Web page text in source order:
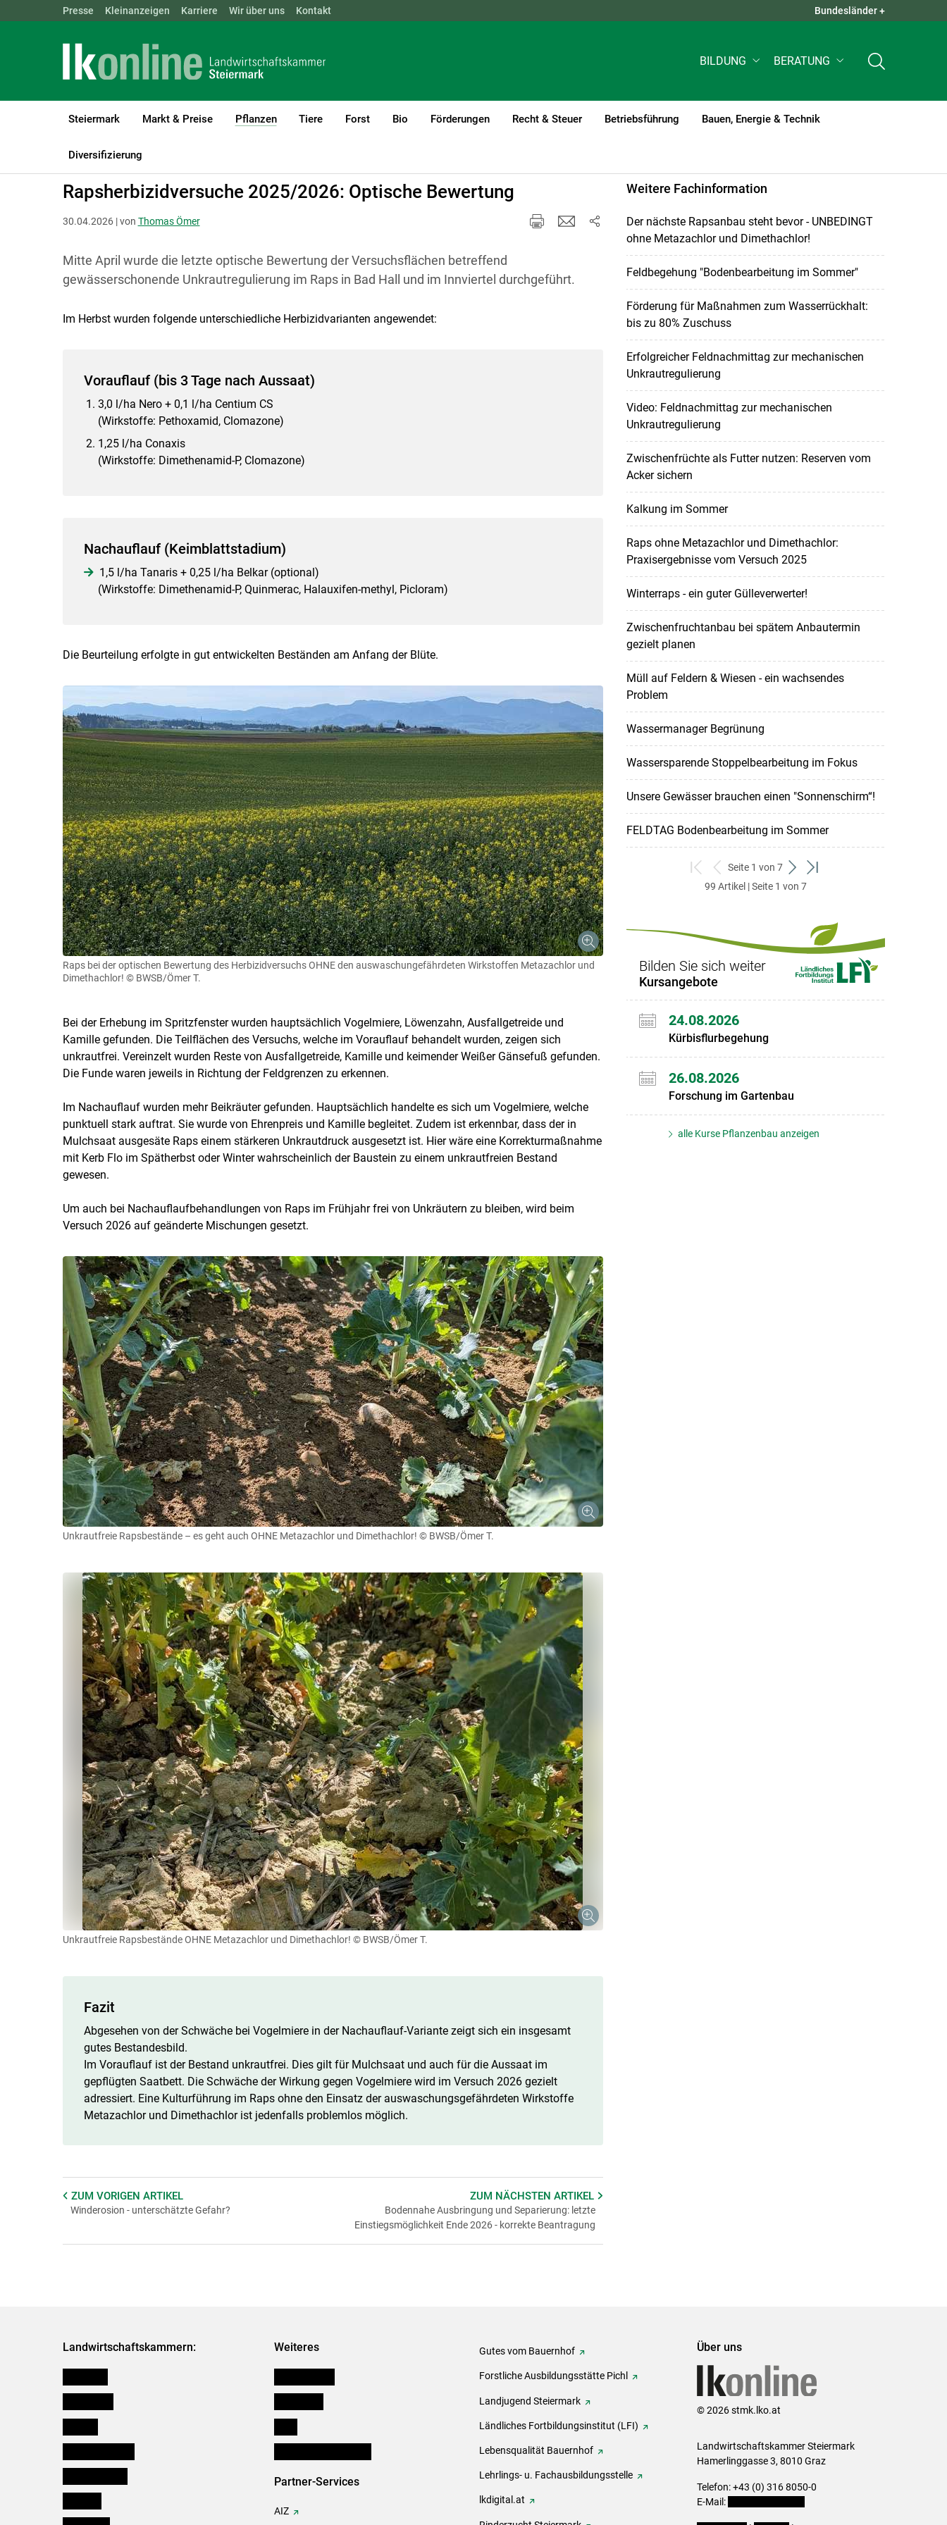
Skip to main content
Landwirtschaftskammern: ÖSTERREICH BGLD KTN NÖ QUICK LINKS +
Presse Kleinanzeigen Karriere Wir über uns Kontakt Bundesländer +
BILDUNG BERATUNG
Steiermark Markt & Preise Pflanzen
(current)1
Tiere Forst Bio Förderungen Recht & Steuer Betriebsführung Bauen, Energie & Technik
Diversifizierung
LK Steiermark Pflanzen
Rapsherbizidversuche 2025/2026: Optische Bewertung
30.04.2026 | von Thomas Ömer
Mitte April wurde die letzte optische Bewertung der Versuchsflächen betreffend
gewässerschonende Unkrautregulierung im Raps in Bad Hall und im Innviertel durchgeführt.
Im Herbst wurden folgende unterschiedliche Herbizidvarianten angewendet:
Vorauflauf (bis 3 Tage nach Aussaat)
3,0 l/ha Nero + 0,1 l/ha Centium CS
(Wirkstoffe: Pethoxamid, Clomazone)
1,25 l/ha Conaxis
(Wirkstoffe: Dimethenamid-P, Clomazone)
Nachauflauf (Keimblattstadium)
1,5 l/ha Tanaris + 0,25 l/ha Belkar (optional)
(Wirkstoffe: Dimethenamid-P, Quinmerac, Halauxifen-methyl, Picloram)
Die Beurteilung erfolgte in gut entwickelten Beständen am Anfang der Blüte.
Raps bei der optischen Bewertung des Herbizidversuchs OHNE den auswaschungefährdeten Wirkstoffen Metazachlor und
Dimethachlor! © BWSB/Ömer T.
Bei der Erhebung im Spritzfenster wurden hauptsächlich Vogelmiere, Löwenzahn, Ausfallgetreide und
Kamille gefunden. Die Teilflächen des Versuchs, welche im Vorauflauf behandelt wurden, zeigen sich
unkrautfrei. Vereinzelt wurden Reste von Ausfallgetreide, Kamille und keimender Weißer Gänsefuß gefunden.
Die Funde waren jeweils in Richtung der Feldgrenzen zu erkennen.
Im Nachauflauf wurden mehr Beikräuter gefunden. Hauptsächlich handelte es sich um Vogelmiere, welche
punktuell stark auftrat. Sie wurde von Ehrenpreis und Kamille begleitet. Zudem ist erkennbar, dass der in
Mulchsaat ausgesäte Raps einem stärkeren Unkrautdruck ausgesetzt ist. Hier wäre eine Korrekturmaßnahme
mit Kerb Flo im Spätherbst oder Winter wahrscheinlich der Baustein zu einem unkrautfreien Bestand
gewesen.
Um auch bei Nachauflaufbehandlungen von Raps im Frühjahr frei von Unkräutern zu bleiben, wird beim
Versuch 2026 auf geänderte Mischungen gesetzt.
Unkrautfreie Rapsbestände – es geht auch OHNE Metazachlor und Dimethachlor! © BWSB/Ömer T.
Unkrautfreie Rapsbestände OHNE Metazachlor und Dimethachlor! © BWSB/Ömer T.
Fazit
Abgesehen von der Schwäche bei Vogelmiere in der Nachauflauf-Variante zeigt sich ein insgesamt
gutes Bestandesbild.
Im Vorauflauf ist der Bestand unkrautfrei. Dies gilt für Mulchsaat und auch für die Aussaat im
gepflügten Saatbett. Die Schwäche der Wirkung gegen Vogelmiere wird im Versuch 2026 gezielt
adressiert. Eine Kulturführung im Raps ohne den Einsatz der auswaschungsgefährdeten Wirkstoffe
Metazachlor und Dimethachlor ist jedenfalls problemlos möglich.
ZUM VORIGEN ARTIKEL
Winderosion - unterschätzte Gefahr?
ZUM NÄCHSTENARTIKEL
Bodennahe Ausbringung und Separierung: letzte
Einstiegsmöglichkeit Ende 2026 - korrekte Beantragung
Weitere Fachinformation
Der nächste Rapsanbau steht bevor - UNBEDINGT
ohne Metazachlor und Dimethachlor!
Feldbegehung "Bodenbearbeitung im Sommer"
Förderung für Maßnahmen zum Wasserrückhalt:
bis zu 80% Zuschuss
Erfolgreicher Feldnachmittag zur mechanischen
Unkrautregulierung
Video: Feldnachmittag zur mechanischen
Unkrautregulierung
Zwischenfrüchte als Futter nutzen: Reserven vom
Acker sichern
Kalkung im Sommer
Raps ohne Metazachlor und Dimethachlor:
Praxisergebnisse vom Versuch 2025
Winterraps - ein guter Gülleverwerter!
Zwischenfruchtanbau bei spätem Anbautermin
gezielt planen
Müll auf Feldern & Wiesen - ein wachsendes
Problem
Wassermanager Begrünung
Wassersparende Stoppelbearbeitung im Fokus
Unsere Gewässer brauchen einen "Sonnenschirm“!
FELDTAG Bodenbearbeitung im Sommer
zum
ersten
zurück
zum
Seite 1 von 7
weiter
zum
zum
99 Artikel | Seite 1 von 7
Bilden Sie sich weiter
Kursangebote
24.08.2026
Kürbisflurbegehung
26.08.2026
Forschung im Gartenbau
alle Kurse Pflanzenbau anzeigen
Landwirtschaftskammern: Weiteres
Partner-Services
AIZ
Gutes vom Bauernhof
Forstliche Ausbildungsstätte Pichl
Landjugend Steiermark
Ländliches Fortbildungsinstitut (LFI)
Lebensqualität Bauernhof
Lehrlings- u. Fachausbildungsstelle
lkdigital.at
Über uns
© 2026 stmk.lko.at
Landwirtschaftskammer Steiermark
Hamerlinggasse 3, 8010 Graz
Telefon: +43 (0) 316 8050-0
E-Mail: